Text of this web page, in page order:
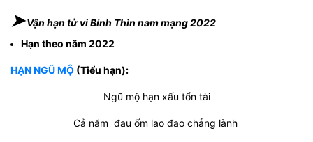
➤Vận hạn tử vi Bính Thìn nam mạng 2022
Hạn theo năm 2022
HẠN NGŨ MỘ (Tiểu hạn):
Ngũ mộ hạn xấu tổn tài
Cả năm đau ốm lao đao chẳng lành